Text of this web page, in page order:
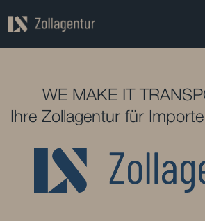
WE MAKE IT
Ihre Zollagentur für